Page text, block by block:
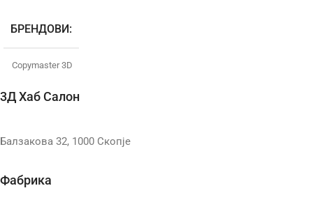
БРЕНДОВИ
Copymaster 3D
БОЈА
Gray,Бела ,Жолта,Зелена,
3Д Хаб Салон
Балзакова 32, 1000 Скопје
Фабрика